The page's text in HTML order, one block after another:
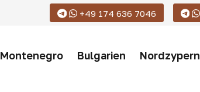
+49 174 636 7046
Montenegro Bulgarien Nordzypern